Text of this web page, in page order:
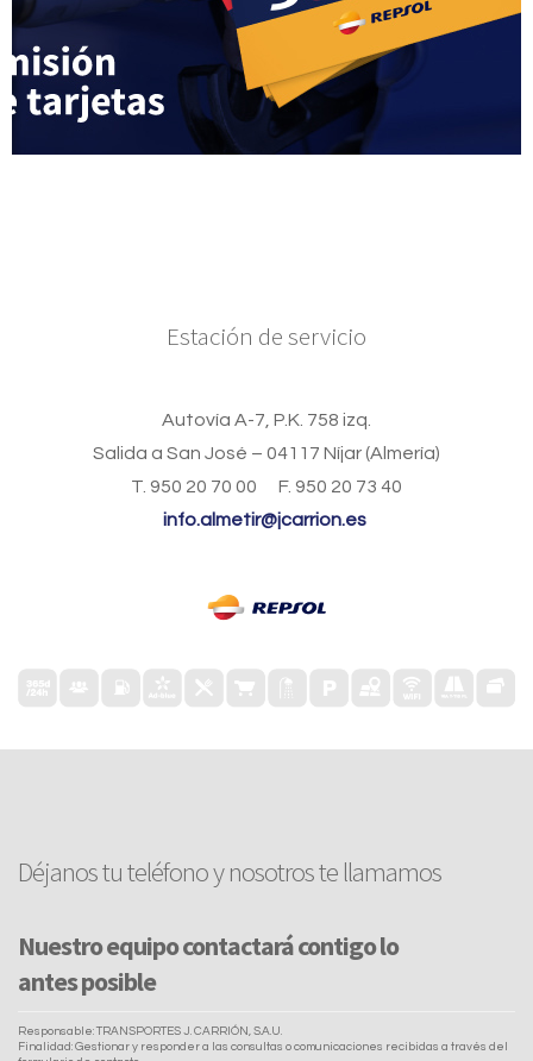
Estación de servicio
Autovía A-7, P.K. 758 izq.
Salida a San José – 04117 Níjar (Almería)
T. 950 20 70 00 F. 950 20 73 40
info.almetir@jcarrion.es
Déjanos tu teléfono y nosotros te llamamos
Nuestro equipo contactará contigo lo
antes posible
Responsable: TRANSPORTES J. CARRIÓN, S.A.U.
Finalidad: Gestionar y responder a las consultas o comunicaciones recibidas a través del